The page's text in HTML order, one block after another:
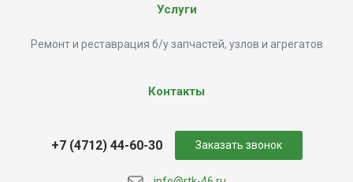
Услуги
Ремонт и реставрация б/у запчастей, узлов и агрегатов
Контакты
+7 (4712) 44-60-30 Заказать звонок